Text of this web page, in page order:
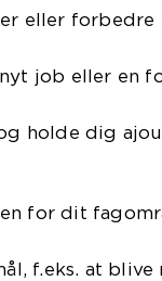
eller
job eller en
holde dig
for dit
f.eks. at